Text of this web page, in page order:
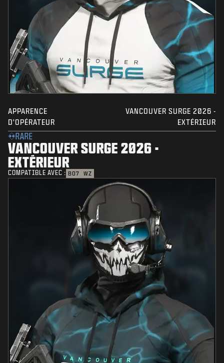
APPARENCE
D'OPÉRATEUR
VANCOUVER SURGE 2026 -
EXTÉRIEUR
RARE
VANCOUVER SURGE 2026 -
EXTÉRIEUR
COMPATIBLE AVEC : BO7 WZ